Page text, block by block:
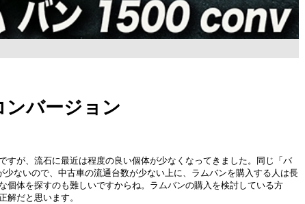
バージョン
が、流石に最近は程度の良い個体が少なくなってきました。同じ「バ
ないので、中古車の流通台数が少ない上に、ラムバンを購入する人は長
体を探すのも難しいですからね。ラムバンの購入を検討している方
だと思います。